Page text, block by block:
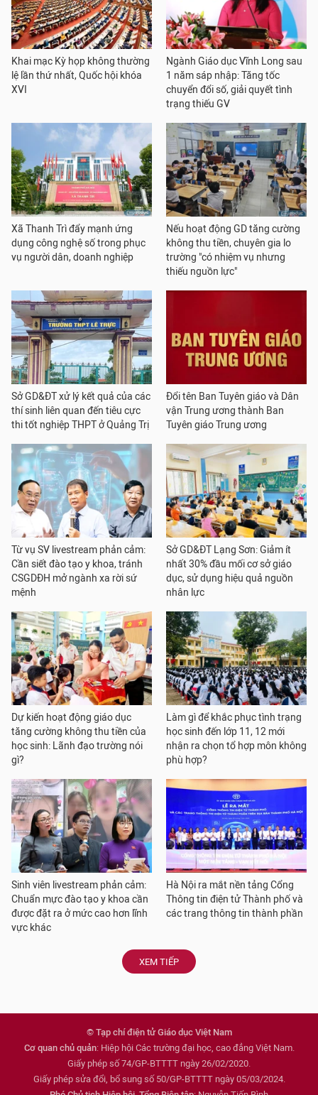
Khai mạc Kỳ họp không thường
lệ lần thứ nhất, Quốc hội khóa
XVI
Ngành Giáo dục Vĩnh Long sau
1 năm sáp nhập: Tăng tốc
chuyển đổi số, giải quyết tình
trạng thiếu GV
Xã Thanh Trì đẩy mạnh ứng
dụng công nghệ số trong phục
vụ người dân, doanh nghiệp
Nếu hoạt động GD tăng cường
không thu tiền, chuyên gia lo
trường "có nhiệm vụ nhưng
thiếu nguồn lực"
Sở GD&ĐT xử lý kết quả của các
thí sinh liên quan đến tiêu cực
thi tốt nghiệp THPT ở Quảng Trị
Đổi tên Ban Tuyên giáo và Dân
vận Trung ương thành Ban
Tuyên giáo Trung ương
Từ vụ SV livestream phản cảm:
Cần siết đào tạo y khoa, tránh
CSGDĐH mở ngành xa rời sứ
mệnh
Sở GD&ĐT Lạng Sơn: Giảm ít
nhất 30% đầu mối cơ sở giáo
dục, sử dụng hiệu quả nguồn
nhân lực
Dự kiến hoạt động giáo dục
tăng cường không thu tiền của
học sinh: Lãnh đạo trường nói
gì?
Làm gì để khắc phục tình trạng
học sinh đến lớp 11, 12 mới
nhận ra chọn tổ hợp môn không
phù hợp?
Sinh viên livestream phản cảm:
Chuẩn mực đào tạo y khoa cần
được đặt ra ở mức cao hơn lĩnh
vực khác
Hà Nội ra mắt nền tảng Cổng
Thông tin điện tử Thành phố và
các trang thông tin thành phần
XEM TIẾP
© Tạp chí điện tử Giáo dục Việt Nam
Cơ quan chủ quản: Hiệp hội Các trường đại học, cao đẳng Việt Nam.
Giấy phép số 74/GP-BTTTT ngày 26/02/2020.
Giấy phép sửa đổi, bổ sung số 50/GP-BTTTT ngày 05/03/2024.